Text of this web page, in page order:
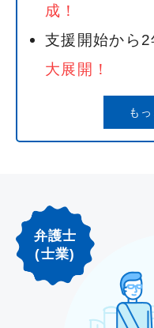
成！
支援開始から
大展開！
も
弁護士
(士業)